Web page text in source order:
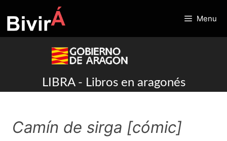
to
content
Menu
LIBRA - Libros en aragonés
Camín de sirga [cómic]